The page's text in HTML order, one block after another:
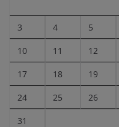
3 4 5
10 11 12
17 18 19
24 25 26
31